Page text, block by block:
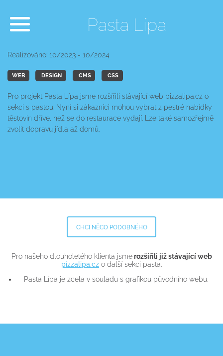
Pasta Lípa
Realizováno: 10/2023 - 10/2024
WEB DESIGN CMS CSS
Pro projekt Pasta Lípa jsme rozšířili stávající web pizzalipa.cz o
sekci s pastou. Nyní si zákazníci mohou vybrat z pestré nabídky
těstovin dříve, než se do restaurace vydají. Lze také samozřejmě
zvolit dopravu jídla až domů.
CHCI NĚCO PODOBNÉHO
Pro našeho dlouholetého klienta jsmerozšířili již stávající web
pizzalipa.cz o další sekci pasta.
Pasta Lípa je zcela v souladu s grafikou původního webu.